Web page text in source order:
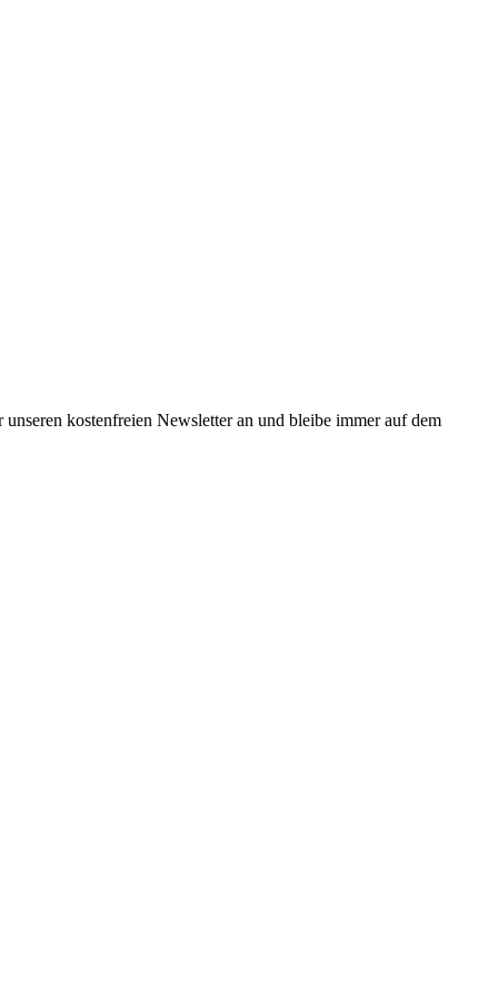
kostenfreien Newsletter an und bleibe immer auf dem